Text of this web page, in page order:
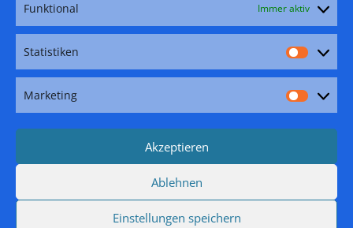
Funktional Immer aktiv
Statistiken
Marketing
Akzeptieren
Ablehnen
Einstellungen speichern
Folge uns:
FacebookPinterestInstagramYouTubeTikTok
Widerrufsbelehrung
AGB
Datenschutzerklärung Cookie
Copyright 2026 - KERI GeWürze